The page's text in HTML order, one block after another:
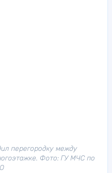
перегородку между
Фото: ГУ МЧС по